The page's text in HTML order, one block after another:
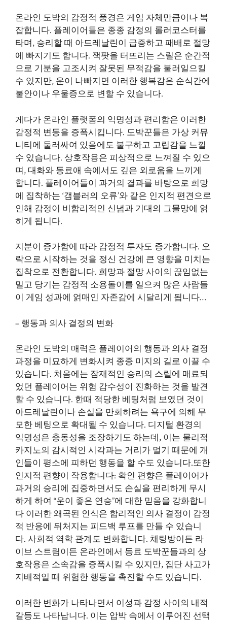
온라인 도박의 감정적 풍경은 게임 자체만큼이나 복
잡합니다. 플레이어들은 종종 감정의 롤러코스터를
타며, 승리할 때 아드레날린이 급증하고 패배로 절망
에 빠지기도 합니다. 잭팟을 터뜨리는 스릴은 순간적
으로 기분을 고조시켜 잘못된 무적감을 불러일으킬
수 있지만, 운이 나빠지면 이러한 행복감은 순식간에
불안이나 우울증으로 변할 수 있습니다.
게다가 온라인 플랫폼의 익명성과 편리함은 이러한
감정적 변동을 증폭시킵니다. 도박꾼들은 가상 커뮤
니티에 둘러싸여 있음에도 불구하고 고립감을 느낄
수 있습니다. 상호작용은 피상적으로 느껴질 수 있으
며, 대화와 동료애 속에서도 깊은 외로움을 느끼게
합니다. 플레이어들이 과거의 결과를 바탕으로 희망
에 집착하는 ‘갬블러의 오류’와 같은 인지적 편견으로
인해 감정이 비합리적인 신념과 기대의 그물망에 얽
히게 됩니다.
지분이 증가함에 따라 감정적 투자도 증가합니다. 오
락으로 시작하는 것을 정신 건강에 큰 영향을 미치는
집착으로 전환합니다. 희망과 절망 사이의 끊임없는
밀고 당기는 감정적 소용돌이를 일으켜 많은 사람들
이 게임 성과에 얽매인 자존감에 시달리게 됩니다…
– 행동과 의사 결정의 변화
온라인 도박의 매력은 플레이어의 행동과 의사 결정
과정을 미묘하게 변화시켜 종종 미지의 길로 이끌 수
있습니다. 처음에는 잠재적인 승리의 스릴에 매료되
었던 플레이어는 위험 감수성이 진화하는 것을 발견
할 수 있습니다. 한때 적당한 베팅처럼 보였던 것이
아드레날린이나 손실을 만회하려는 욕구에 의해 무
모한 베팅으로 확대될 수 있습니다. 디지털 환경의
익명성은 충동성을 조장하기도 하는데, 이는 물리적
카지노의 감시적인 시각과는 거리가 멀기 때문에 개
인들이 평소에 피하던 행동을 할 수도 있습니다.또한
인지적 편향이 작용합니다: 확인 편향은 플레이어가
과거의 승리에 집중하면서도 손실을 편리하게 무시
하게 하여 “운이 좋은 연승”에 대한 믿음을 강화합니
다 이러한 왜곡된 인식은 합리적인 의사 결정이 감정
적 반응에 뒤처지는 피드백 루프를 만들 수 있습니
다. 사회적 역학 관계도 변화합니다. 채팅방이든 라
이브 스트림이든 온라인에서 동료 도박꾼들과의 상
호작용은 소속감을 증폭시킬 수 있지만, 집단 사고가
지배적일 때 위험한 행동을 촉진할 수도 있습니다.
이러한 변화가 나타나면서 이성과 감정 사이의 내적
갈등도 나타납니다. 이는 압박 속에서 이루어진 선택